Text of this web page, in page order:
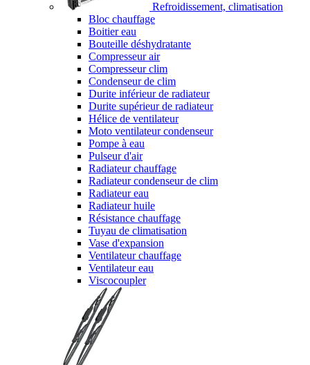
Refroidissement, climatisation
Bloc chauffage
Boitier eau
Bouteille déshydratante
Compresseur air
Compresseur clim
Condenseur de clim
Durite inférieur de radiateur
Durite supérieur de radiateur
Hélice de ventilateur
Moto ventilateur condenseur
Pompe à eau
Pulseur d'air
Radiateur chauffage
Radiateur condenseur de clim
Radiateur eau
Radiateur huile
Résistance chauffage
Tuyau de climatisation
Vase d'expansion
Ventilateur chauffage
Ventilateur eau
Viscocoupler